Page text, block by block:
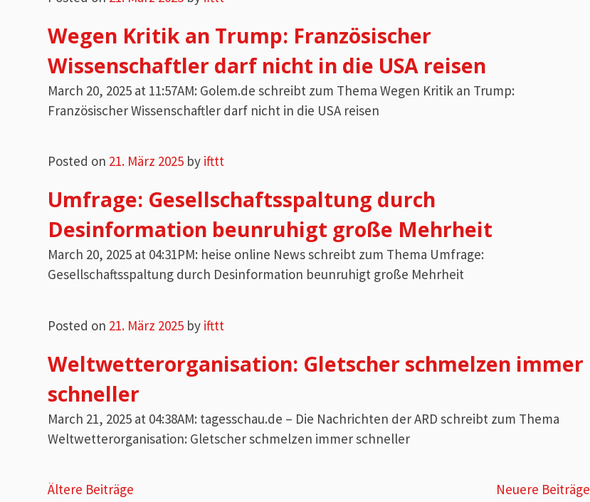
Wegen Kritik an Trump: Französischer
Wissenschaftler darf nicht in die USA reisen
March 20, 2025 at 11:57AM: Golem.de schreibt zum Thema Wegen Kritik an Trump:
Französischer Wissenschaftler darf nicht in die USA reisen
Posted on 21. März 2025 by ifttt
Umfrage: Gesellschaftsspaltung durch
Desinformation beunruhigt große Mehrheit
March 20, 2025 at 04:31PM: heise online News schreibt zum Thema Umfrage:
Gesellschaftsspaltung durch Desinformation beunruhigt große Mehrheit
Posted on 21. März 2025 by ifttt
Weltwetterorganisation: Gletscher schmelzen immer
schneller
March 21, 2025 at 04:38AM: tagesschau.de – Die Nachrichten der ARD schreibt zum Thema
Weltwetterorganisation: Gletscher schmelzen immer schneller
Beitragsnavigation
Ältere Beiträge Neuere Beiträge